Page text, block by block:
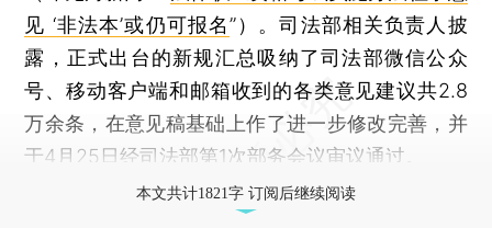
见 ‘非法本’或仍可报名”）。司法部相关负责人披
露，正式出台的新规汇总吸纳了司法部微信公众
号、移动客户端和邮箱收到的各类意见建议共2.8
万余条，在意见稿基础上作了进一步修改完善，并
于4月25日经司法部第1次部务会议审议通过。
本文共计1821字 订阅后继续阅读